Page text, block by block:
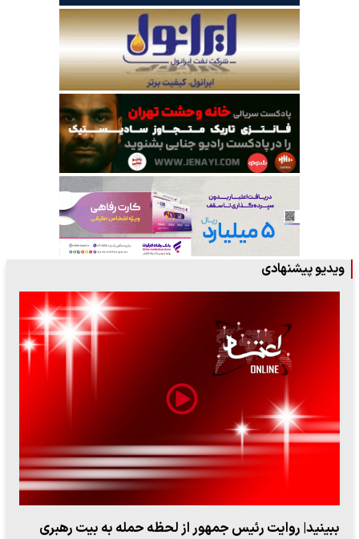
ویدیو پیشنهادی
ببینید| روایت رئیس جمهور از لحظه حمله به بیت رهبری